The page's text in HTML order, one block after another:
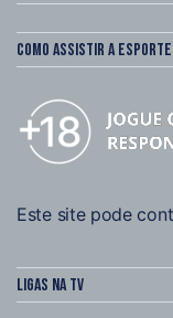
Como assistir a
Este site pode
Ligas na TV